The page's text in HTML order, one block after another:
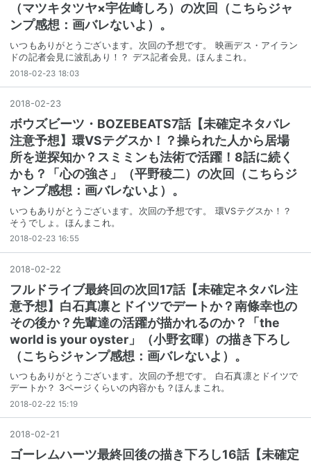
（マツキタツヤ×宇佐崎しろ）の次回（こちらジャ
ンプ感想：画バレないよ）。
いつもありがとうございます。次回の予想です。 映画デス・アイラン
ドの記者会見に波乱あり！？ デス記者会見。ほんまこれ。
2018-02-23 18:03
2018-02-23
ボウズビーツ・BOZEBEATS7話【未確定ネタバレ
注意予想】環VSテグスか！？操られた人から居場
所を逆探知か？スミミンも法術で活躍！8話に続く
かも？「心の強さ」（平野稜二）の次回（こちらジ
ャンプ感想：画バレないよ）。
いつもありがとうございます。次回の予想です。 環VSテグスか！？
そうでしょ。ほんまこれ。
2018-02-23 16:55
2018-02-22
フルドライブ最終回の次回17話【未確定ネタバレ注
意予想】白石真凛とドイツでデートか？南條幸也の
その後か？先輩達の活躍が描かれるのか？「the
world is your oyster」（小野玄暉）の描き下ろし
（こちらジャンプ感想：画バレないよ）。
いつもありがとうございます。次回の予想です。 白石真凛とドイツで
デートか？ 3ページくらいの内容かも？ほんまこれ。
2018-02-22 15:19
2018-02-21
ゴーレムハーツ最終回後の描き下ろし16話【未確定